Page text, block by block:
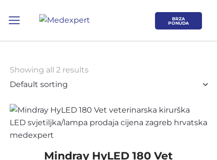
BRZA
PONUDA
Showing all 2 results
Mindray HyLED 180 Vet
Koje područje opreme Vas zanima?
ULTRAZVUK